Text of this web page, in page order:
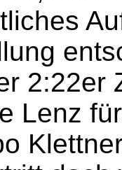
2:22er
Lenz